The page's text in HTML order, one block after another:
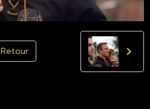
Retour